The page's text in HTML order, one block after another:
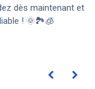
dès maintenant et
! 🌞🏞️🧊